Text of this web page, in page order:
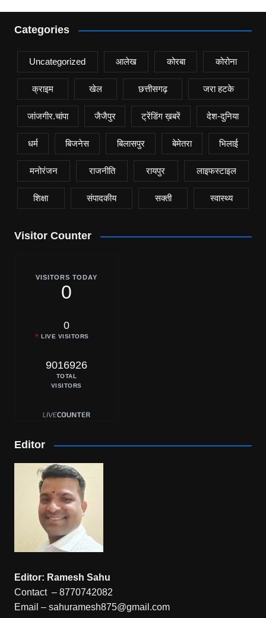
Categories
Uncategorized आलेख कोरबा कोरोना
क्राइम खेल छत्तीसगढ़ जरा हटके
जांजगीर.चांपा जैजैपुर ट्रेंडिंग ख़बरें देश-दुनिया
धर्म बिजनेस बिलासपुर बेमेतरा भिलाई
मनोरंजन राजनीति रायपुर लाइफस्टाइल
शिक्षा संपादकीय सक्ती स्वास्थ्य
Visitor Counter
VISITORS TODAY
0
0
LIVE VISITORS
9016926
TOTAL
VISITORS
Editor
Editor: Ramesh Sahu
Contact – 8770742082
Email – sahuramesh875@gmail.com